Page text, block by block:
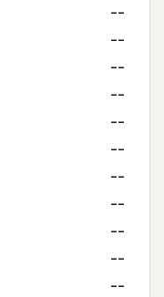
--
--
--
--
--
--
--
--
--
--
--